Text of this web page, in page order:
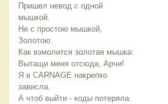
Пришел невод с одной
мышкой.
Не с простою мышкой,
Золотою.
Как взмолится золотая мышка:
Вытащи меня отсюда, Арчи!
Я в CARNAGE накрепко
зависла.
А чтоб выйти - коды потеряла.